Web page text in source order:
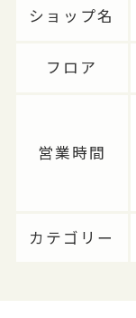
ショップ名
フロア
営業時間
カテゴリー